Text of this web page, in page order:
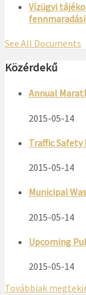
Vízügyi
See All Documents
Közérdekű
Annual
2015-05-14
Traffic Safety
2015-05-14
Municipal
2015-05-14
Upcoming
2015-05-14
Továbbiak